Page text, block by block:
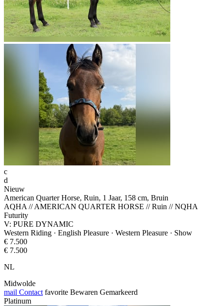
c
d
Nieuw
American Quarter Horse, Ruin, 1 Jaar, 158 cm, Bruin
AQHA // AMERICAN QUARTER HORSE // Ruin // NQHA
Futurity
V: PURE DYNAMIC
Western Riding · English Pleasure · Western Pleasure · Show
€ 7.500
€ 7.500
NL
Midwolde
mail Contact favorite Bewaren Gemarkeerd
Platinum